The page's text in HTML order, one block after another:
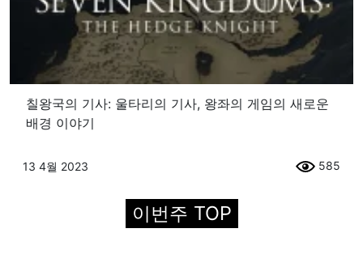
칠왕국의 기사: 울타리의 기사, 왕좌의 게임의 새로운
배경 이야기
13 4월 2023 585
이번주 TOP